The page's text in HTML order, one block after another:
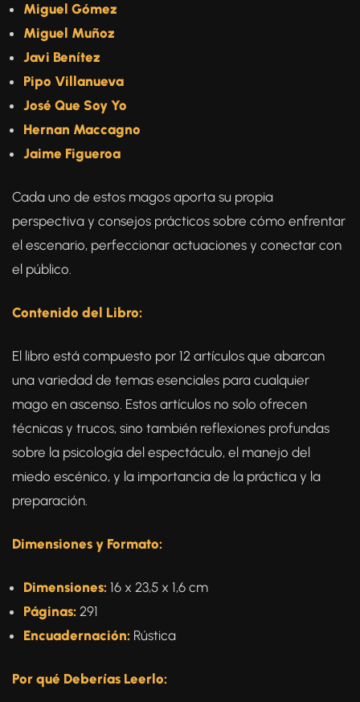
Miguel Gómez
Miguel Muñoz
Javi Benítez
Pipo Villanueva
José Que Soy Yo
Hernan Maccagno
Jaime Figueroa
Cada uno de estos magos aporta su propia
perspectiva y consejos prácticos sobre cómo enfrentar
el escenario, perfeccionar actuaciones y conectar con
el público.
Contenido del Libro:
El libro está compuesto por 12 artículos que abarcan
una variedad de temas esenciales para cualquier
mago en ascenso. Estos artículos no solo ofrecen
técnicas y trucos, sino también reflexiones profundas
sobre la psicología del espectáculo, el manejo del
miedo escénico, y la importancia de la práctica y la
preparación.
Dimensiones y Formato:
Dimensiones: 16 x 23,5 x 1,6 cm
Páginas: 291
Encuadernación: Rústica
Por qué Deberías Leerlo: